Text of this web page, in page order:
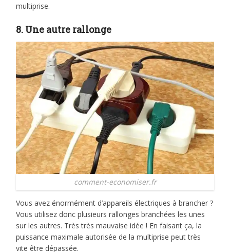
multiprise.
8. Une autre rallonge
comment-economiser.fr
Vous avez énormément d’appareils électriques à brancher ?
Vous utilisez donc plusieurs rallonges branchées les unes
sur les autres. Très très mauvaise idée ! En faisant ça, la
puissance maximale autorisée de la multiprise peut très
vite être dépassée.